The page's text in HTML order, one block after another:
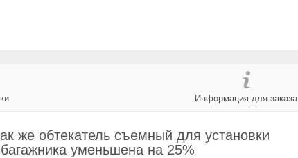
Информация для заказа
же обтекатель съемный для установки
уменьшена на 25%